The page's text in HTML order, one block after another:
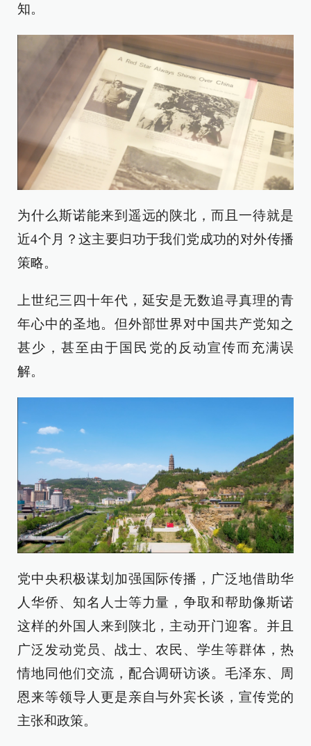
知。
为什么斯诺能来到遥远的陕北，而且一待就是
近4个月？这主要归功于我们党成功的对外传播
策略。
上世纪三四十年代，延安是无数追寻真理的青
年心中的圣地。但外部世界对中国共产党知之
甚少，甚至由于国民党的反动宣传而充满误
解。
党中央积极谋划加强国际传播，广泛地借助华
人华侨、知名人士等力量，争取和帮助像斯诺
这样的外国人来到陕北，主动开门迎客。并且
广泛发动党员、战士、农民、学生等群体，热
情地同他们交流，配合调研访谈。毛泽东、周
恩来等领导人更是亲自与外宾长谈，宣传党的
主张和政策。